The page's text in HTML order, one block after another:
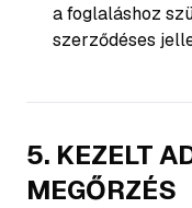
a foglaláshoz
szerződéses
5. KEZELT
MEGŐRZÉS